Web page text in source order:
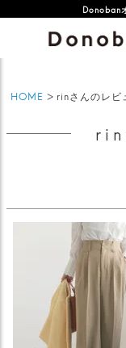
オフィシャルサ
HOME rinさんのレビ
rin